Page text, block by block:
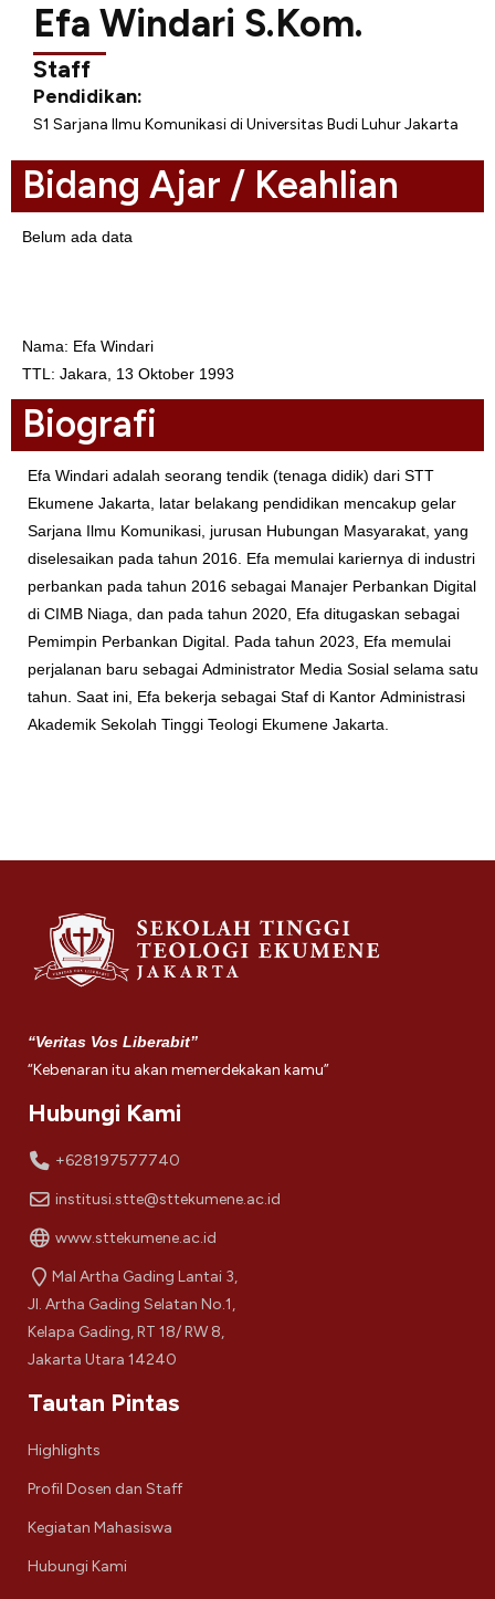
Efa Windari S.Kom.
Staff
Pendidikan:
S1 Sarjana Ilmu Komunikasi di Universitas Budi Luhur Jakarta
Bidang Ajar / Keahlian
Belum ada data
Nama: Efa Windari
TTL: Jakara, 13 Oktober 1993
Biografi
Efa Windari adalah seorang tendik (tenaga didik) dari STT
Ekumene Jakarta, latar belakang pendidikan mencakup gelar
Sarjana Ilmu Komunikasi, jurusan Hubungan Masyarakat, yang
diselesaikan pada tahun 2016. Efa memulai kariernya di industri
perbankan pada tahun 2016 sebagai Manajer Perbankan Digital
di CIMB Niaga, dan pada tahun 2020, Efa ditugaskan sebagai
Pemimpin Perbankan Digital. Pada tahun 2023, Efa memulai
perjalanan baru sebagai Administrator Media Sosial selama satu
tahun. Saat ini, Efa bekerja sebagai Staf di Kantor Administrasi
Akademik Sekolah Tinggi Teologi Ekumene Jakarta.
“Veritas Vos Liberabit”
“Kebenaran itu akan memerdekakan kamu”
Hubungi Kami
+628197577740
institusi.stte@sttekumene.ac.id
www.sttekumene.ac.id
Mal Artha Gading Lantai 3,
Jl. Artha Gading Selatan No.1,
Kelapa Gading, RT 18/ RW 8,
Jakarta Utara 14240
Tautan Pintas
Highlights
Profil Dosen dan Staff
Kegiatan Mahasiswa
Hubungi Kami